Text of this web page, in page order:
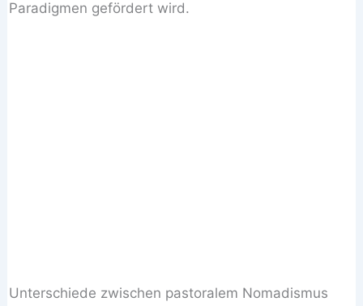
Paradigmen gefördert wird.
Unterschiede zwischen pastoralem Nomadismus